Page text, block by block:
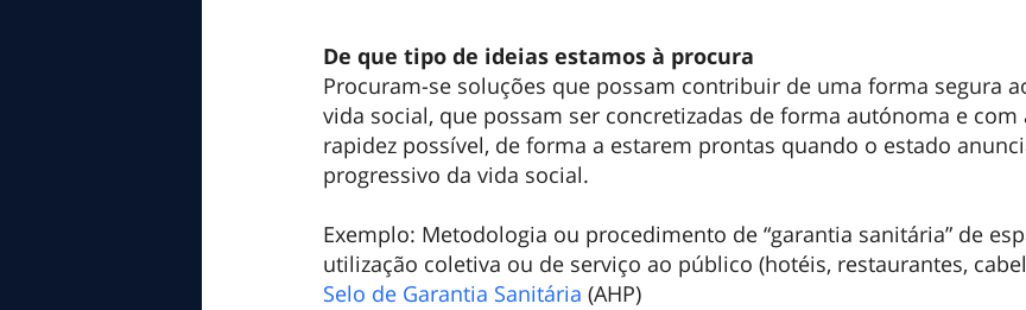
De que tipo de ideias estamos à procura
Procuram-se soluções que possam contribuir de uma forma segura
vida social, que possam ser concretizadas de forma autónoma e com
rapidez possível, de forma a estarem prontas quando o estado
progressivo da vida social.
Exemplo: Metodologia ou procedimento de “garantia sanitária” de
utilização coletiva ou de serviço ao público (hotéis, restaurantes,
Selo de Garantia Sanitária (AHP)